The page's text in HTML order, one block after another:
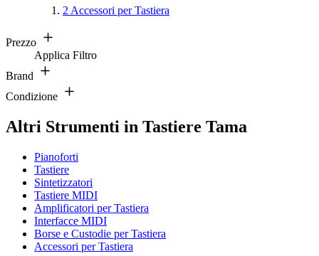
2 Accessori per Tastiera
Prezzo
Applica Filtro
Brand
Condizione
Altri Strumenti in Tastiere Tama
Pianoforti
Tastiere
Sintetizzatori
Tastiere MIDI
Amplificatori per Tastiera
Interfacce MIDI
Borse e Custodie per Tastiera
Accessori per Tastiera